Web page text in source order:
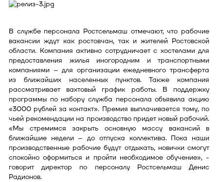
В службе персонала Ростсельмаш отмечают, что рабочие
вакансии ждут как ростовчан, так и жителей Ростовской
области. Компания активно сотрудничает с хостелами для
предоставления жилья иногородним и транспортными
компаниями – для организации ежедневного трансферта
из ближайших населенных пунктов. Также компания
рассматривает вахтовый график работы. В поддержку
программы по набору служба персонала объявила акцию
«3000 рублей за контакт». Премия выплачивается тому, по
чьей рекомендации на производство придет новый рабочий.
«Мы стремимся закрыть основную массу вакансий в
ближайшие недели – до отпуска коллектива. Пока наши
производственные рабочие будут отдыхать, новички смогут
спокойно оформиться и пройти необходимое обучение», -
говорит директор по персоналу Ростсельмаш Денис
Радионов.